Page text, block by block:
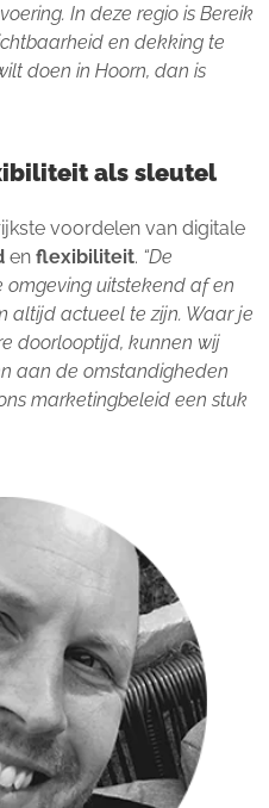
In deze regio is Bereik
en dekking te
doen in Hoorn, dan is
als sleutel
voordelen van digitale
en flexibiliteit. “De
omgeving uitstekend af en
altijd actueel te zijn. Waar je
doorlooptijd, kunnen wij
aan de omstandigheden
marketingbeleid een stuk